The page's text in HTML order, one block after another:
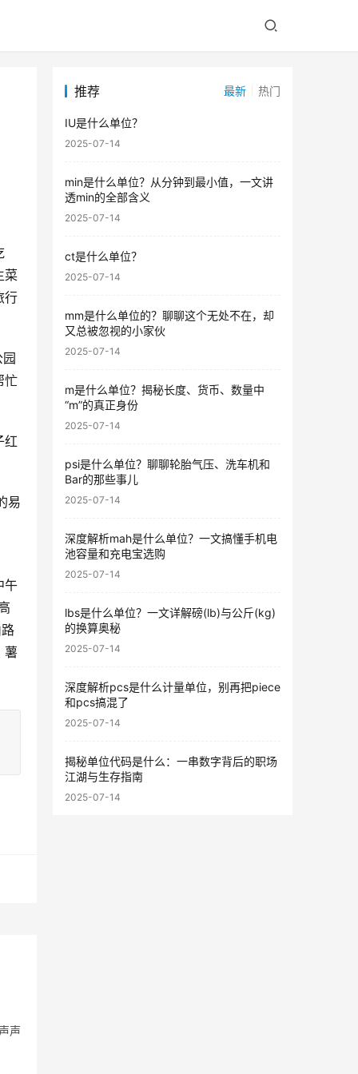
菜
行
忙
红
易
午
薯
声
推荐 最新 热门
IU是什么单位？
2025-07-14
min是什么单位？从分钟到最小值，一文讲
透min的全部含义
2025-07-14
ct是什么单位？
2025-07-14
mm是什么单位的？聊聊这个无处不在，却
又总被忽视的小家伙
2025-07-14
m是什么单位？揭秘长度、货币、数量中
“m”的真正身份
2025-07-14
psi是什么单位？聊聊轮胎气压、洗车机和
Bar的那些事儿
2025-07-14
深度解析mah是什么单位？一文搞懂手机电
池容量和充电宝选购
2025-07-14
lbs是什么单位？一文详解磅(lb)与公斤(kg)
的换算奥秘
2025-07-14
深度解析pcs是什么计量单位，别再把piece
和pcs搞混了
2025-07-14
揭秘单位代码是什么：一串数字背后的职场
江湖与生存指南
2025-07-14